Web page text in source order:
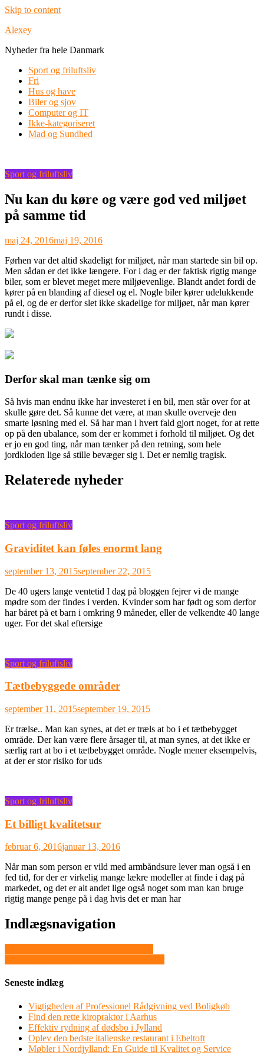
Skip to content
Alexey
Nyheder fra hele Danmark
Sport og friluftsliv
Fri
Hus og have
Biler og sjov
Computer og IT
Ikke-kategoriseret
Mad og Sundhed
Sport og friluftsliv
Nu kan du køre og være god ved miljøet
på samme tid
maj 24, 2016maj 19, 2016
Førhen var det altid skadeligt for miljøet, når man startede sin bil op.
Men sådan er det ikke længere. For i dag er der faktisk rigtig mange
biler, som er blevet meget mere miljøevenlige. Blandt andet fordi de
kører på en blanding af diesel og el. Nogle biler kører udelukkende
på el, og de er derfor slet ikke skadelige for miljøet, når man kører
rundt i disse.
Derfor skal man tænke sig om
Så hvis man endnu ikke har investeret i en bil, men står over for at
skulle gøre det. Så kunne det være, at man skulle overveje den
smarte løsning med el. Så har man i hvert fald gjort noget, for at rette
op på den ubalance, som der er kommet i forhold til miljøet. Og det
er jo en god ting, når man tænker på den retning, som hele
jordkloden lige så stille bevæger sig i. Det er nemlig tragisk.
Relaterede nyheder
Sport og friluftsliv
Graviditet kan føles enormt lang
september 13, 2015september 22, 2015
De 40 ugers lange ventetid I dag på bloggen fejrer vi de mange
mødre som der findes i verden. Kvinder som har født og som derfor
har båret på et barn i omkring 9 måneder, eller de velkendte 40 lange
uger. For det skal eftersige
Sport og friluftsliv
Tætbebyggede områder
september 11, 2015september 19, 2015
Er trælse.. Man kan synes, at det er træls at bo i et tætbebygget
område. Der kan være flere årsager til, at man synes, at det ikke er
særlig rart at bo i et tætbebygget område. Nogle mener eksempelvis,
at der er stor risiko for uds
Sport og friluftsliv
Et billigt kvalitetsur
februar 6, 2016januar 13, 2016
Når man som person er vild med armbåndsure lever man også i en
fed tid, for der er virkelig mange lækre modeller at finde i dag på
markedet, og det er alt andet lige også noget som man kan bruge
rigtig mange penge på i dag hvis det er man har
Indlægsnavigation
Seneste indlæg
Vigtigheden af Professionel Rådgivning ved Boligkøb
Find den rette kiropraktor i Aarhus
Effektiv rydning af dødsbo i Jylland
Oplev den bedste italienske restaurant i Ebeltoft
Møbler i Nordjylland: En Guide til Kvalitet og Service